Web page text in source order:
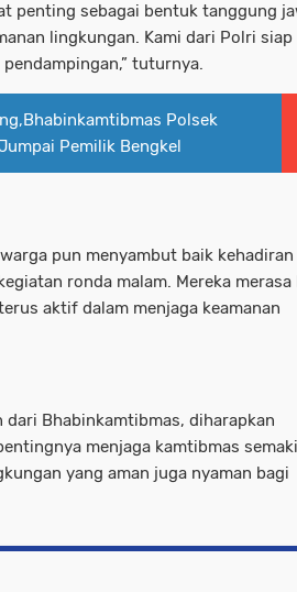
penting sebagai bentuk tanggung
lingkungan. Kami dari Polri siap
tuturnya.
Polsek
Pemilik Bengkel
pun menyambut baik kehadiran
ronda malam. Mereka merasa
aktif dalam menjaga keamanan
Bhabinkamtibmas, diharapkan
menjaga kamtibmas
yang aman juga nyaman bagi